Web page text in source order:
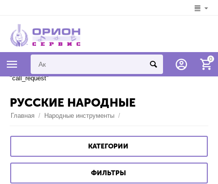
Syntax error in template
"778d12607e4bc461bb29ae430f82ae368cabbcef" on line 7 "{if
$addons.call_requests.status == "A"}{call_request}{/if}" unknown tag
"call_request"
0
РУССКИЕ НАРОДНЫЕ
Главная / Народные инструменты /
КАТЕГОРИИ
ФИЛЬТРЫ